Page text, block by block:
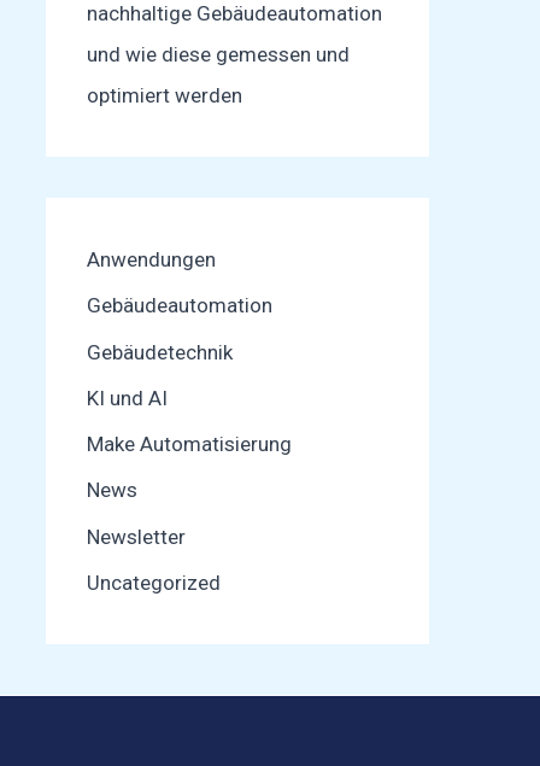
nachhaltige Gebäudeautomation
und wie diese gemessen und
optimiert werden
Anwendungen
Gebäudeautomation
Gebäudetechnik
KI und AI
Make Automatisierung
News
Newsletter
Uncategorized